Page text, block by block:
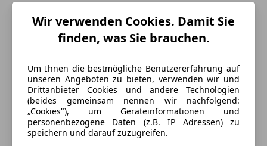
Energieverbrauch
Wir verwenden Cookies. Damit Sie
finden, was Sie brauchen.
Um Ihnen die bestmögliche Benutzererfahrung auf
unseren Angeboten zu bieten, verwenden wir und
Drittanbieter Cookies und andere Technologien
(beides gemeinsam nennen wir nachfolgend:
„Cookies"), um Geräteinformationen und
personenbezogene Daten (z.B. IP Adressen) zu
speichern und darauf zuzugreifen.